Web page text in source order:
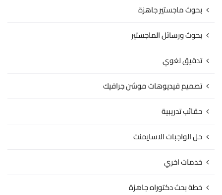
بحوث ماجستير جاهزة
بحوث ورسائل الماجستير
تدقيق لغوي
تصميم فيديوهات موشن جرافيك
حقائب تدريبية
حل الواجبات الاسايمنت
خدمات اخري
خطة بحث دكتوراه جاهزة